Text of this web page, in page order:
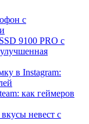
с
9100 PRO с
в Instagram:
как геймеров
невест с